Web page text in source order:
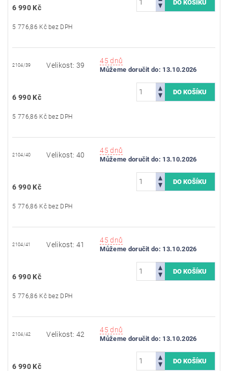
6 990 Kč
5 776,86 Kč bez DPH
2104/39 Velikost: 39
45 dnů
Můžeme doručit do: 13.10.2026
6 990 Kč
5 776,86 Kč bez DPH
2104/40 Velikost: 40
45 dnů
Můžeme doručit do: 13.10.2026
6 990 Kč
5 776,86 Kč bez DPH
2104/41 Velikost: 41
45 dnů
Můžeme doručit do: 13.10.2026
6 990 Kč
5 776,86 Kč bez DPH
2104/42 Velikost: 42
45 dnů
Můžeme doručit do: 13.10.2026
6 990 Kč